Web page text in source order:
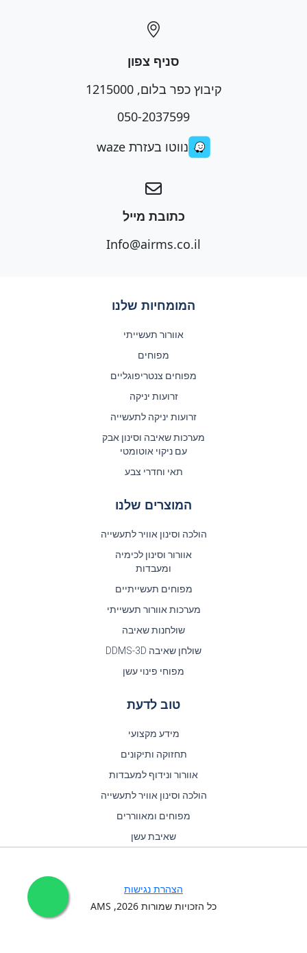
סניף צפון
קיבוץ כפר בלום, 1215000
050-2037599
נווטו בעזרת waze
כתובת מייל
Info@airms.co.il
המומחיות שלנו
אוורור תעשייתי
מפוחים
מפוחים צנטריפוגליים
זרועות יניקה
זרועות יניקה לתעשייה
מערכות שאיבה וסינון אבק
עם ניקוי אוטומטי
תאי וחדרי צבע
המוצרים שלנו
הולכה וסינון אוויר לתעשייה
אוורור וסינון לכימיה
ומעבדות
מפוחים תעשייתיים
מערכות אוורור תעשייתי
שולחנות שאיבה
שולחן שאיבה DDMS-3D
מפוחי פינוי עשן
טוב לדעת
מידע מקצועי
תחזוקה ותיקונים
אוורור ונידוף למעבדות
הולכה וסינון אוויר לתעשייה
מפוחים ומאווררים
שאיבת עשן
כל הזכויות שמורות 2026
, AMS
הצהרת נגישות